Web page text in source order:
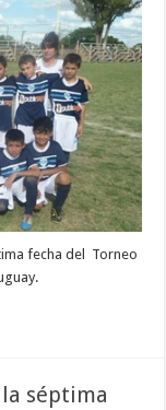
fecha del Torneo
séptima